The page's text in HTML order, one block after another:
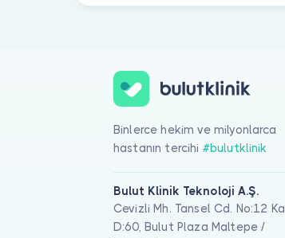
Binlerce hekim ve milyonlarca
hastanın tercihi #bulutklinik
Bulut Klinik Teknoloji A.Ş.
Cevizli Mh. Tansel Cd. No:12
D:60, Bulut Plaza Maltepe /